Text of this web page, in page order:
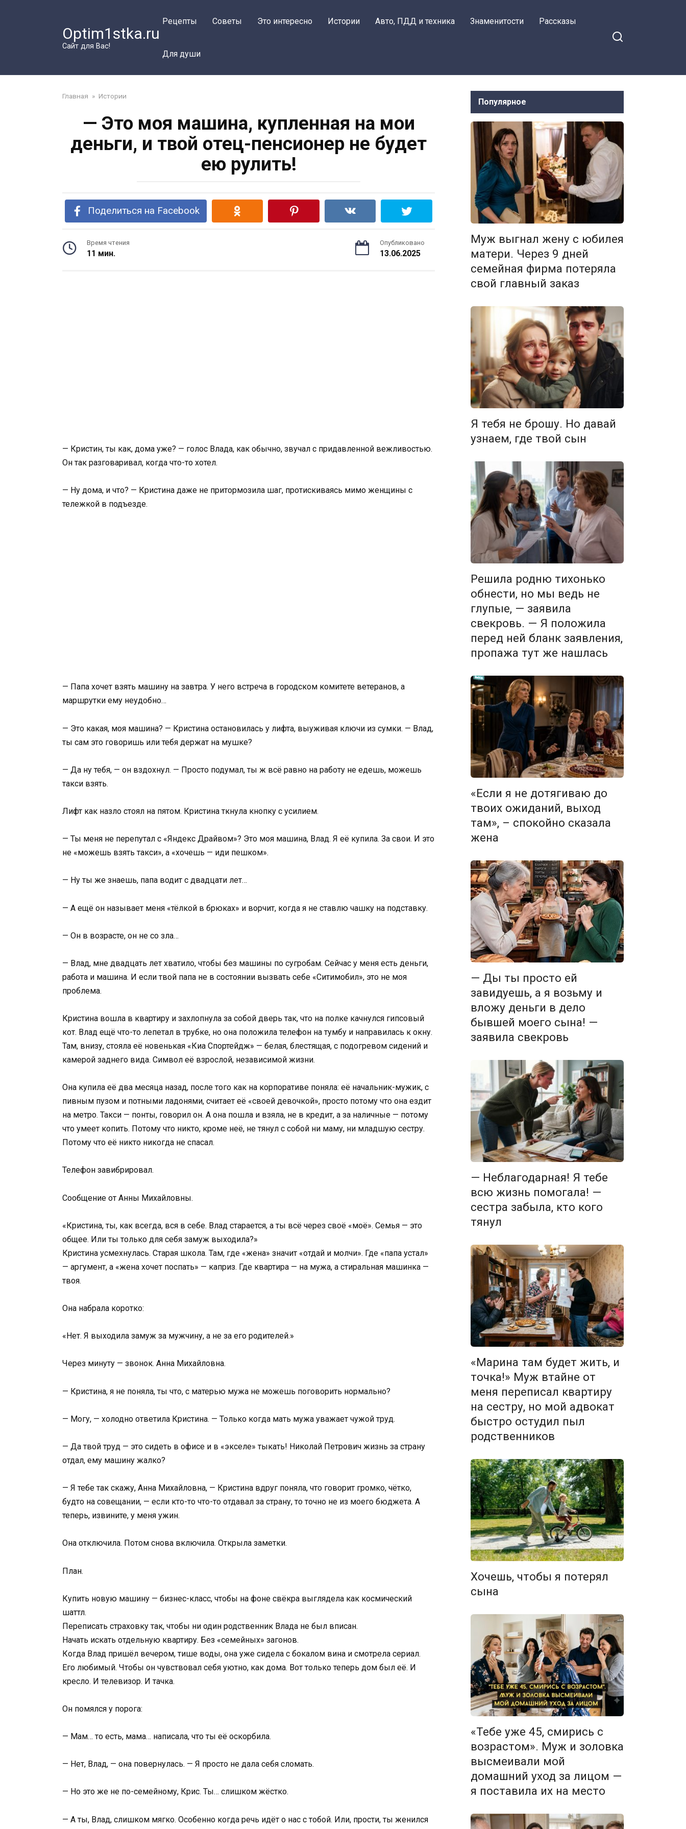
Optim1stka.ru
Сайт для Вас!
Рецепты Советы Это интересно Истории Авто, ПДД и техника Знаменитости Рассказы
Для души
Главная » Истории
— Это моя машина, купленная на мои
деньги, и твой отец-пенсионер не будет
ею рулить!
Поделиться на Facebook
Время чтения
11 мин.
Опубликовано
13.06.2025
— Кристин, ты как, дома уже? — голос Влада, как обычно, звучал с придавленной вежливостью.
Он так разговаривал, когда что-то хотел.
— Ну дома, и что? — Кристина даже не притормозила шаг, протискиваясь мимо женщины с
тележкой в подъезде.
— Папа хочет взять машину на завтра. У него встреча в городском комитете ветеранов, а
маршрутки ему неудобно…
— Это какая, моя машина? — Кристина остановилась у лифта, выуживая ключи из сумки. — Влад,
ты сам это говоришь или тебя держат на мушке?
— Да ну тебя, — он вздохнул. — Просто подумал, ты ж всё равно на работу не едешь, можешь
такси взять.
Лифт как назло стоял на пятом. Кристина ткнула кнопку с усилием.
— Ты меня не перепутал с «Яндекс Драйвом»? Это моя машина, Влад. Я её купила. За свои. И это
не «можешь взять такси», а «хочешь — иди пешком».
— Ну ты же знаешь, папа водит с двадцати лет…
— А ещё он называет меня «тёлкой в брюках» и ворчит, когда я не ставлю чашку на подставку.
— Он в возрасте, он не со зла…
— Влад, мне двадцать лет хватило, чтобы без машины по сугробам. Сейчас у меня есть деньги,
работа и машина. И если твой папа не в состоянии вызвать себе «Ситимобил», это не моя
проблема.
Кристина вошла в квартиру и захлопнула за собой дверь так, что на полке качнулся гипсовый
кот. Влад ещё что-то лепетал в трубке, но она положила телефон на тумбу и направилась к окну.
Там, внизу, стояла её новенькая «Киа Спортейдж» — белая, блестящая, с подогревом сидений и
камерой заднего вида. Символ её взрослой, независимой жизни.
Она купила её два месяца назад, после того как на корпоративе поняла: её начальник-мужик, с
пивным пузом и потными ладонями, считает её «своей девочкой», просто потому что она ездит
на метро. Такси — понты, говорил он. А она пошла и взяла, не в кредит, а за наличные — потому
что умеет копить. Потому что никто, кроме неё, не тянул с собой ни маму, ни младшую сестру.
Потому что её никто никогда не спасал.
Телефон завибрировал.
Сообщение от Анны Михайловны.
«Кристина, ты, как всегда, вся в себе. Влад старается, а ты всё через своё «моё». Семья — это
общее. Или ты только для себя замуж выходила?»
Кристина усмехнулась. Старая школа. Там, где «жена» значит «отдай и молчи». Где «папа устал»
— аргумент, а «жена хочет поспать» — каприз. Где квартира — на мужа, а стиральная машинка —
твоя.
Она набрала коротко:
«Нет. Я выходила замуж за мужчину, а не за его родителей.»
Через минуту — звонок. Анна Михайловна.
— Кристина, я не поняла, ты что, с матерью мужа не можешь поговорить нормально?
— Могу, — холодно ответила Кристина. — Только когда мать мужа уважает чужой труд.
— Да твой труд — это сидеть в офисе и в «экселе» тыкать! Николай Петрович жизнь за страну
отдал, ему машину жалко?
— Я тебе так скажу, Анна Михайловна, — Кристина вдруг поняла, что говорит громко, чётко,
будто на совещании, — если кто-то что-то отдавал за страну, то точно не из моего бюджета. А
теперь, извините, у меня ужин.
Она отключила. Потом снова включила. Открыла заметки.
План.
Купить новую машину — бизнес-класс, чтобы на фоне свёкра выглядела как космический
шаттл.
Переписать страховку так, чтобы ни один родственник Влада не был вписан.
Начать искать отдельную квартиру. Без «семейных» загонов.
Когда Влад пришёл вечером, тише воды, она уже сидела с бокалом вина и смотрела сериал.
Его любимый. Чтобы он чувствовал себя уютно, как дома. Вот только теперь дом был её. И
кресло. И телевизор. И тачка.
Он помялся у порога:
— Мам… то есть, мама… написала, что ты её оскорбила.
— Нет, Влад, — она повернулась. — Я просто не дала себя сломать.
— Но это же не по-семейному, Крис. Ты… слишком жёстко.
— А ты, Влад, слишком мягко. Особенно когда речь идёт о нас с тобой. Или, прости, ты женился
Популярное
Муж выгнал жену с юбилея
матери. Через 9 дней
семейная фирма потеряла
свой главный заказ
Я тебя не брошу. Но давай
узнаем, где твой сын
Решила родню тихонько
обнести, но мы ведь не
глупые, — заявила
свекровь. — Я положила
перед ней бланк заявления,
пропажа тут же нашлась
«Если я не дотягиваю до
твоих ожиданий, выход
там», – спокойно сказала
жена
— Ды ты просто ей
завидуешь, а я возьму и
вложу деньги в дело
бывшей моего сына! —
заявила свекровь
— Неблагодарная! Я тебе
всю жизнь помогала! —
сестра забыла, кто кого
тянул
«Марина там будет жить, и
точка!» Муж втайне от
меня переписал квартиру
на сестру, но мой адвокат
быстро остудил пыл
родственников
Хочешь, чтобы я потерял
сына
«Тебе уже 45, смирись с
возрастом». Муж и золовка
высмеивали мой
домашний уход за лицом —
я поставила их на место